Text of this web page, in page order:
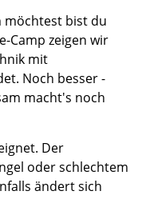
möchtest bist du
Camp zeigen wir
mit
Noch besser -
macht's noch
Der
oder schlechtem
ändert sich